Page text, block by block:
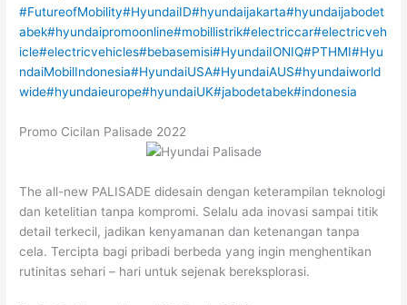
#FutureofMobility#HyundaiID#hyundaijakarta#hyundaijabodet
abek#hyundaipromoonline#mobillistrik#electriccar#electricveh
icle#electricvehicles#bebasemisi#HyundaiIONIQ#PTHMI#Hyu
ndaiMobilIndonesia#HyundaiUSA#HyundaiAUS#hyundaiworld
wide#hyundaieurope#hyundaiUK#jabodetabek#indonesia
Promo Cicilan Palisade 2022
The all-new PALISADE didesain dengan keterampilan teknologi
dan ketelitian tanpa kompromi. Selalu ada inovasi sampai titik
detail terkecil, jadikan kenyamanan dan ketenangan tanpa
cela. Tercipta bagi pribadi berbeda yang ingin menghentikan
rutinitas sehari – hari untuk sejenak bereksplorasi.